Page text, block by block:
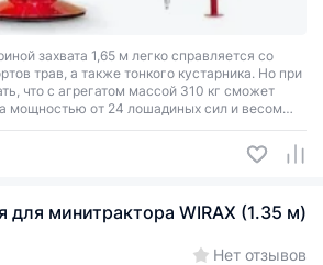
захвата 1,65 м легко справляется со
трав, а также тонкого кустарника. Но при
что с агрегатом массой 310 кг сможет
мощностью от 24 лошадиных сил и весом
для минитрактора WIRAX (1.35 м)
Нет отзывов